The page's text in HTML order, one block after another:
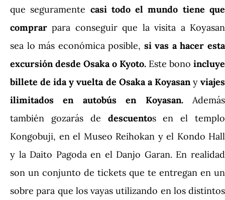
que seguramente casi todo el mundo tiene que
comprar para conseguir que la visita a Koyasan
sea lo más económica posible, si vas a hacer esta
excursión desde Osaka o Kyoto. Este bono incluye
billete de ida y vuelta de Osaka a Koyasanyviajes
ilimitados en autobús en Koyasan.Además
también gozarás de descuentos en el templo
Kongobuji, en el Museo Reihokan y el Kondo Hall
y la Daito Pagoda en el Danjo Garan. En realidad
son un conjunto de tickets que te entregan en un
sobre para que los vayas utilizando en los distintos